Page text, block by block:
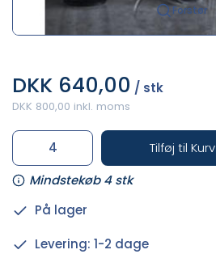
Forstør
DKK 640,00 / stk
DKK 800,00 inkl. moms
Tilføj til Kurv
Mindstekøb 4 stk
På lager
Levering: 1-2 dage